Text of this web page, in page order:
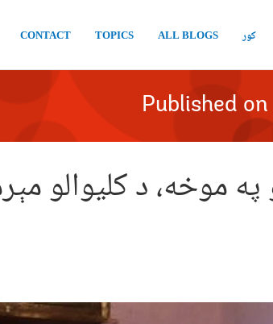
کور ALL BLOGS
TOPICS
CONTACT
Published on
موخه، د کلیوالو